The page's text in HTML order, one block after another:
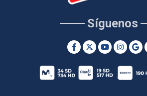
Síguenos